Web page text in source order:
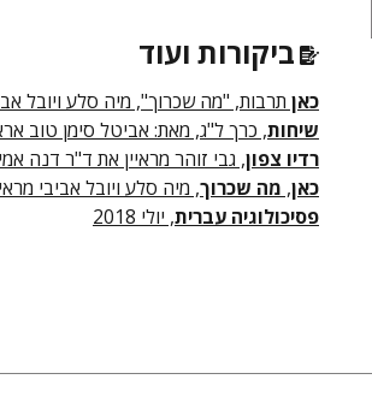
ביקורות ועוד
כאן תרבות, "מה שכרוך", מיה סלע ויובל
שיחות, כרך ל"ג, מאת: אביטל סימן טוב אראל,
רדיו צפון, גבי זוהר מראיין את ד"ר דנה אמיר,
כאן, מה שכרוך, מיה סלע ויובל אביבי
פסיכולוגיה עברית, יולי 2018